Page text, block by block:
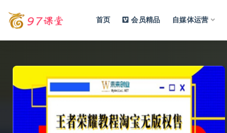
首页 会员精品 自媒体运营